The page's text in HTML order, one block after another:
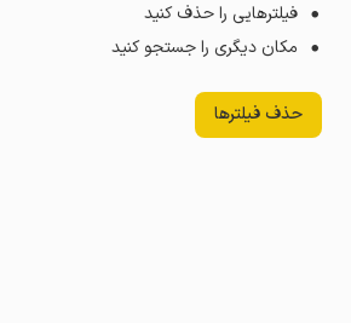
فیلترهایی را حذف کنید
مکان دیگری را جستجو کنید
حذف فیلترها